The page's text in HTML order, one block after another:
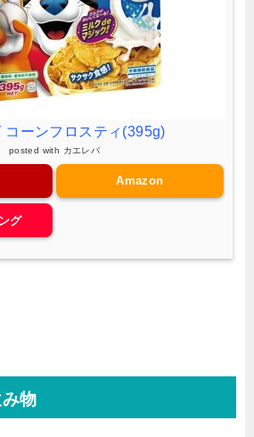
コーンフロスティ(395g)
posted with カエレバ
Amazon
グ
物